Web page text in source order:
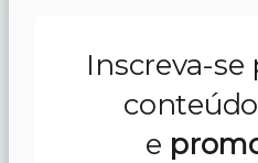
Inscreva-se
conteúdo
e